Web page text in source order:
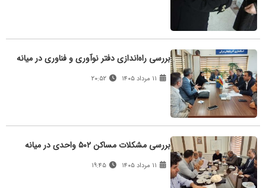
بررسی راه‌اندازی دفتر نوآوری و فناوری در میانه
۲۰:۵۲
بررسی مشکلات مساکن ۵۰۲ واحدی در میانه
۱۹:۴۵